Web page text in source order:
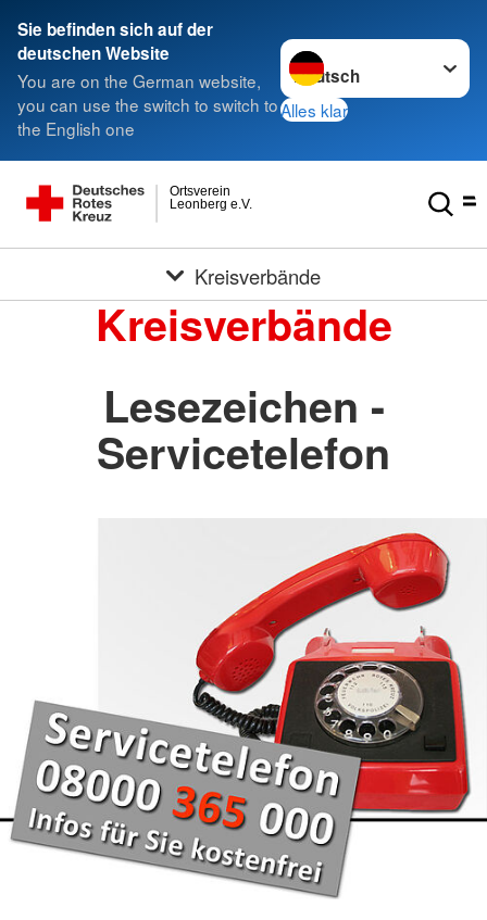
Sie befinden sich auf der
deutschen Website
You are on the German website,
you can use the switch to switch to
the English one
Sprache wechseln zu
Alles klar
Leonberg e.V.
Ortsverein
Kreisverbände
Kreisverbände
Lesezeichen -
Servicetelefon